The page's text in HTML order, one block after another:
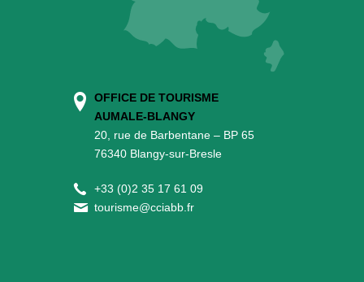
OFFICE DE TOURISME
AUMALE-BLANGY
20, rue de Barbentane – BP 65
76340 Blangy-sur-Bresle
+33 (0)2 35 17 61 09
tourisme@cciabb.fr